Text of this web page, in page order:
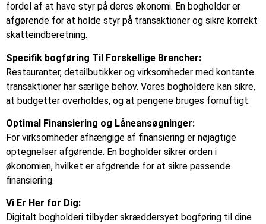
fordel af at have styr på deres økonomi. En bogholder er
afgørende for at holde styr på transaktioner og sikre korrekt
skatteindberetning.
Specifik bogføring Til Forskellige Brancher:
Restauranter, detailbutikker og virksomheder med kontante
transaktioner har særlige behov. Vores bogholdere kan sikre,
at budgetter overholdes, og at pengene bruges fornuftigt.
Optimal Finansiering og Låneansøgninger:
For virksomheder afhængige af finansiering er nøjagtige
optegnelser afgørende. En bogholder sikrer orden i
økonomien, hvilket er afgørende for at sikre passende
finansiering.
Vi Er Her for Dig:
Digitalt bogholderi tilbyder skræddersyet bogføring til dine